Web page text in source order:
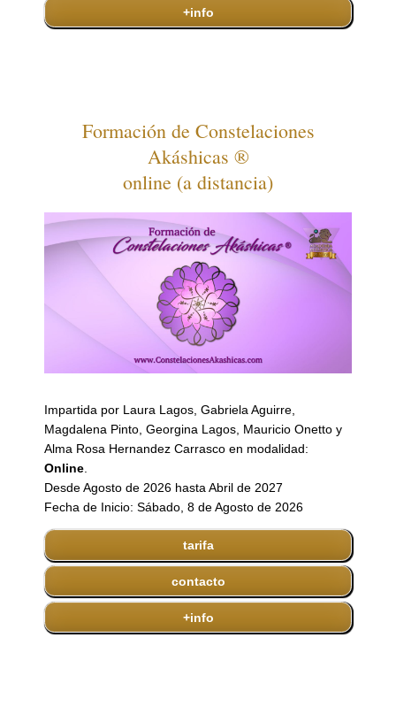
+info
Formación de Constelaciones
Akáshicas ®
online (a distancia)
Impartida por Laura Lagos, Gabriela Aguirre,
Magdalena Pinto, Georgina Lagos, Mauricio Onetto y
Alma Rosa Hernandez Carrasco en modalidad:
Online.
Desde Agosto de 2026 hasta Abril de 2027
Fecha de Inicio: Sábado, 8 de Agosto de 2026
tarifa
contacto
+info